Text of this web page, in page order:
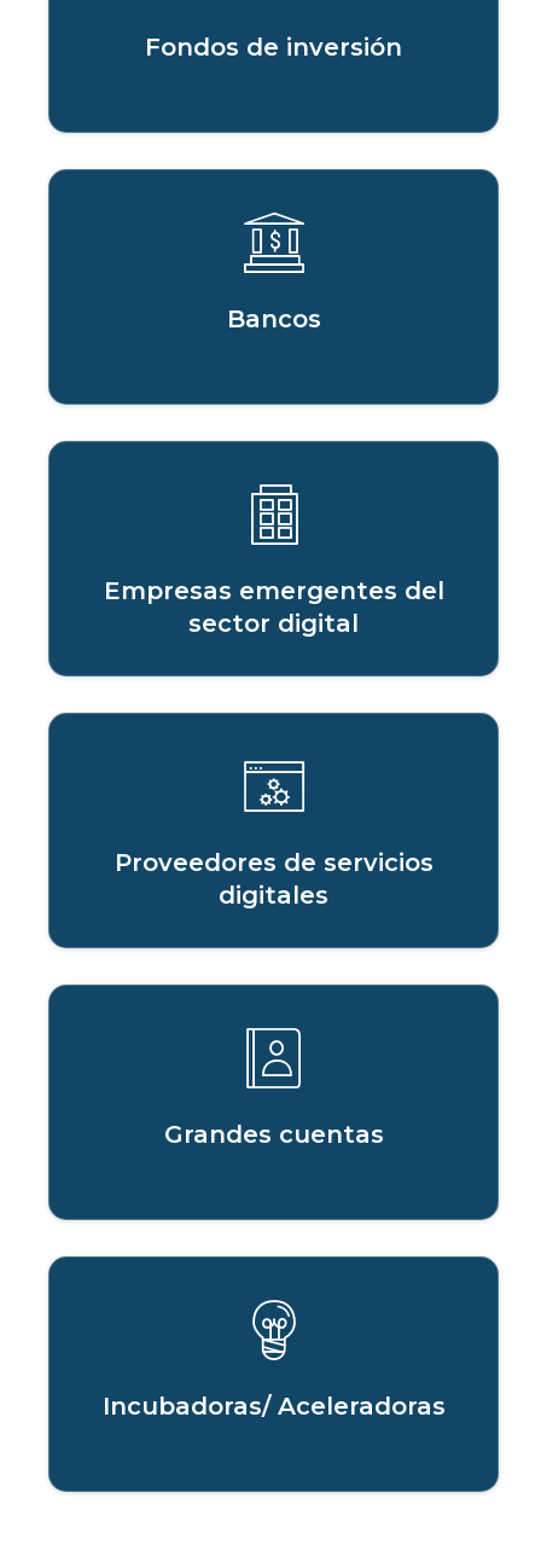
Fondos de inversión
Bancos
Empresas emergentes del
sector digital
Proveedores de servicios
digitales
Grandes cuentas
Incubadoras/ Aceleradoras